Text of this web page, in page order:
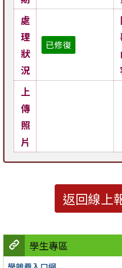
學生專區
處
理
狀
況
已修復
上
傳
照
片
返回線上